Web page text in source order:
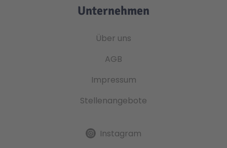
Unternehmen
Über uns
AGB
Impressum
Stellenangebote
Instagram